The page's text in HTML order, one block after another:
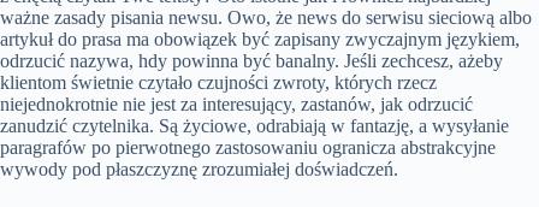
ważne zasady pisania newsu. Owo, że news do serwisu sieciową albo
artykuł do prasa ma obowiązek być zapisany zwyczajnym językiem,
odrzucić nazywa, hdy powinna być banalny. Jeśli zechcesz, ażeby
klientom świetnie czytało czujności zwroty, których rzecz
niejednokrotnie nie jest za interesujący, zastanów, jak odrzucić
zanudzić czytelnika. Są życiowe, odrabiają w fantazję, a wysyłanie
paragrafów po pierwotnego zastosowaniu ogranicza abstrakcyjne
wywody pod płaszczyznę zrozumiałej doświadczeń.